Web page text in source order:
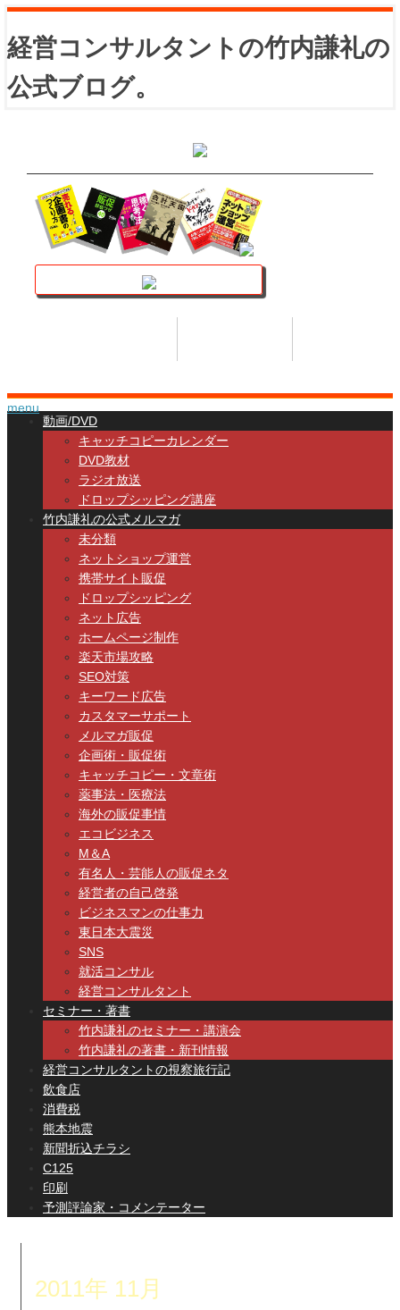
経営コンサルタントの竹内謙礼の
公式ブログ。
menu
動画/DVD
キャッチコピーカレンダー
DVD教材
ラジオ放送
ドロップシッピング講座
竹内謙礼の公式メルマガ
未分類
ネットショップ運営
携帯サイト販促
ドロップシッピング
ネット広告
ホームページ制作
楽天市場攻略
SEO対策
キーワード広告
カスタマーサポート
メルマガ販促
企画術・販促術
キャッチコピー・文章術
薬事法・医療法
海外の販促事情
エコビジネス
M＆A
有名人・芸能人の販促ネタ
経営者の自己啓発
ビジネスマンの仕事力
東日本大震災
SNS
就活コンサル
経営コンサルタント
セミナー・著書
竹内謙礼のセミナー・講演会
竹内謙礼の著書・新刊情報
経営コンサルタントの視察旅行記
飲食店
消費税
熊本地震
新聞折込チラシ
C125
印刷
予測評論家・コメンテーター
2011年 11月